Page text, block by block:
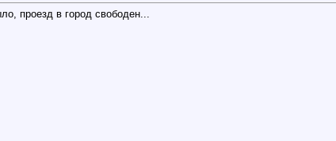
проезд в город свободен...